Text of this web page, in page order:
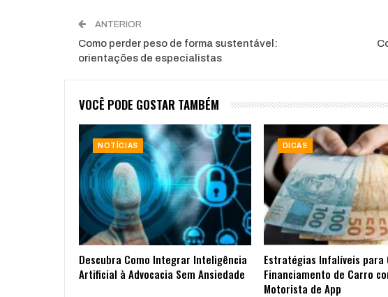
ANTERIOR
Como perder peso de forma sustentável:
orientações de especialistas
VOCÊ PODE GOSTAR TAMBÉM
NOTÍCIAS
Descubra Como Integrar Inteligência
Artificial à Advocacia Sem Ansiedade
DICAS
Estratégias Infalíveis para
Financiamento de Carro
Motorista de App